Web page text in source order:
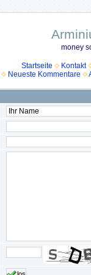
money
Startseite
Kontakt
Neueste Kommentare